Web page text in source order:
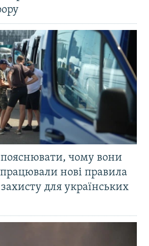
пояснювати, чому вони
нові правила
для українських